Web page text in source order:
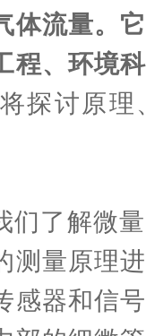
体流量。
程、环境
探讨原理
了解微量
测量原理
感器和信